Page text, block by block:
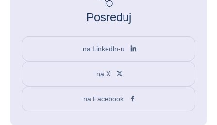
Posreduj
na Linkedln-u
na X
na Facebook